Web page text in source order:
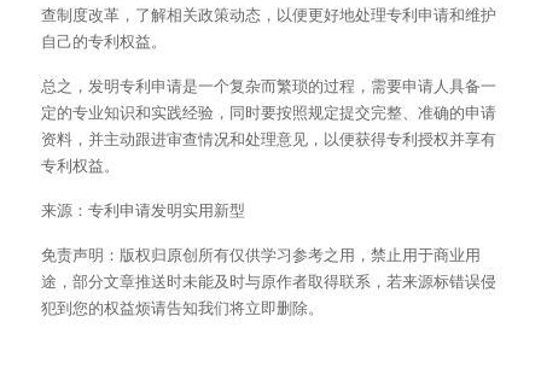
查制度改革，了解相关政策动态，以便更好地处理专利申请和维护
自己的专利权益。
总之，发明专利申请是一个复杂而繁琐的过程，需要申请人具备一
定的专业知识和实践经验，同时要按照规定提交完整、准确的申请
资料，并主动跟进审查情况和处理意见，以便获得专利授权并享有
专利权益。
来源：专利申请发明实用新型
免责声明：版权归原创所有仅供学习参考之用，禁止用于商业用
途，部分文章推送时未能及时与原作者取得联系，若来源标错误侵
犯到您的权益烦请告知我们将立即删除。